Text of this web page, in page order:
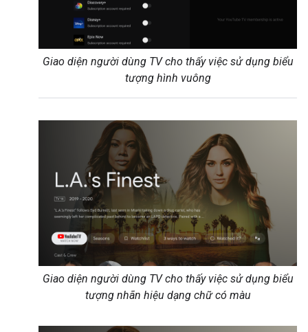
Giao diện người dùng TV cho thấy việc sử dụng biểu
tượng hình vuông
Giao diện người dùng TV cho thấy việc sử dụng biểu
tượng nhãn hiệu dạng chữ có màu